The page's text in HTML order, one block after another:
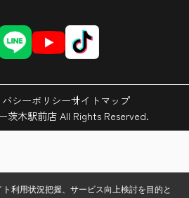
シーポリシーサイトマップ
茨木駅前店 All Rights Reserved.
利用状況把握、サービス向上検討を目的と